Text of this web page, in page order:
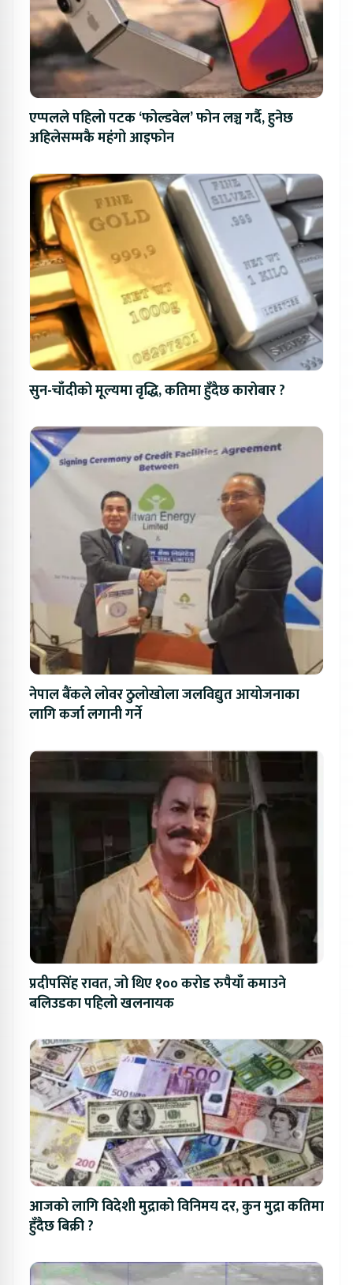
एप्पलले पहिलो पटक ‘फोल्डवेल’ फोन लञ्च गर्दै, हुनेछ
अहिलेसम्मकै महंगो आइफोन
सुन-चाँदीको मूल्यमा वृद्धि, कतिमा हुँदैछ कारोबार ?
नेपाल बैंकले लोवर ठुलोखोला जलविद्युत आयोजनाका
लागि कर्जा लगानी गर्ने
प्रदीपसिंह रावत, जो थिए १०० करोड रुपैयाँ कमाउने
बलिउडका पहिलो खलनायक
आजको लागि विदेशी मुद्राको विनिमय दर, कुन मुद्रा कतिमा
हुँदैछ बिक्री ?